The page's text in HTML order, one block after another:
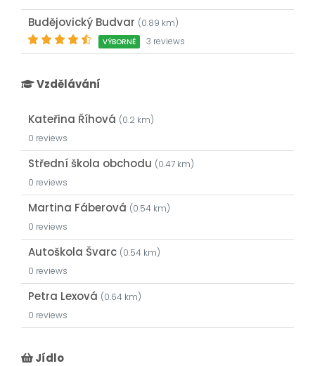
Budějovický Budvar (0.89 km)
VÝBORNÉ 3 reviews
Vzdělávání
Kateřina Říhová (0.2 km)
0 reviews
Střední škola obchodu (0.47 km)
0 reviews
Martina Fáberová (0.54 km)
0 reviews
Autoškola Švarc (0.54 km)
0 reviews
Petra Lexová (0.64 km)
0 reviews
Jídlo